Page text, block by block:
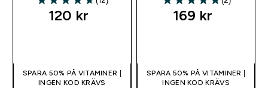
4.67 out of 5 stars
120 kr‎
SPARA 50% PÅ VITAMINER |
INGEN KOD KRÄVS
5 out of 5 stars
169 kr‎
SPARA 50% PÅ VITAMINER |
INGEN KOD KRÄVS